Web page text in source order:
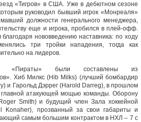
«Тигров» в США. Уже в дебютном сезоне
руководил бывший игрок «Монреаля»
должности генерального менеджера,
еще и игрока, пробился в плей-офф.
нововведению наставника: по ходу
три тройки нападения, тогда как
на лидеров.
«Пираты» были составлены из
Хиб Милкс (Hib Milks) (лучший бомбардир
и Гарольд Дэррег (Harold Darreg), в прошлом
главной атакующей мощью команды. Оборону
Smith) и будущий член Зала хоккейной
Konaher), прозванный за свои габариты и
самым большим контрактом в НХЛ – 7 с